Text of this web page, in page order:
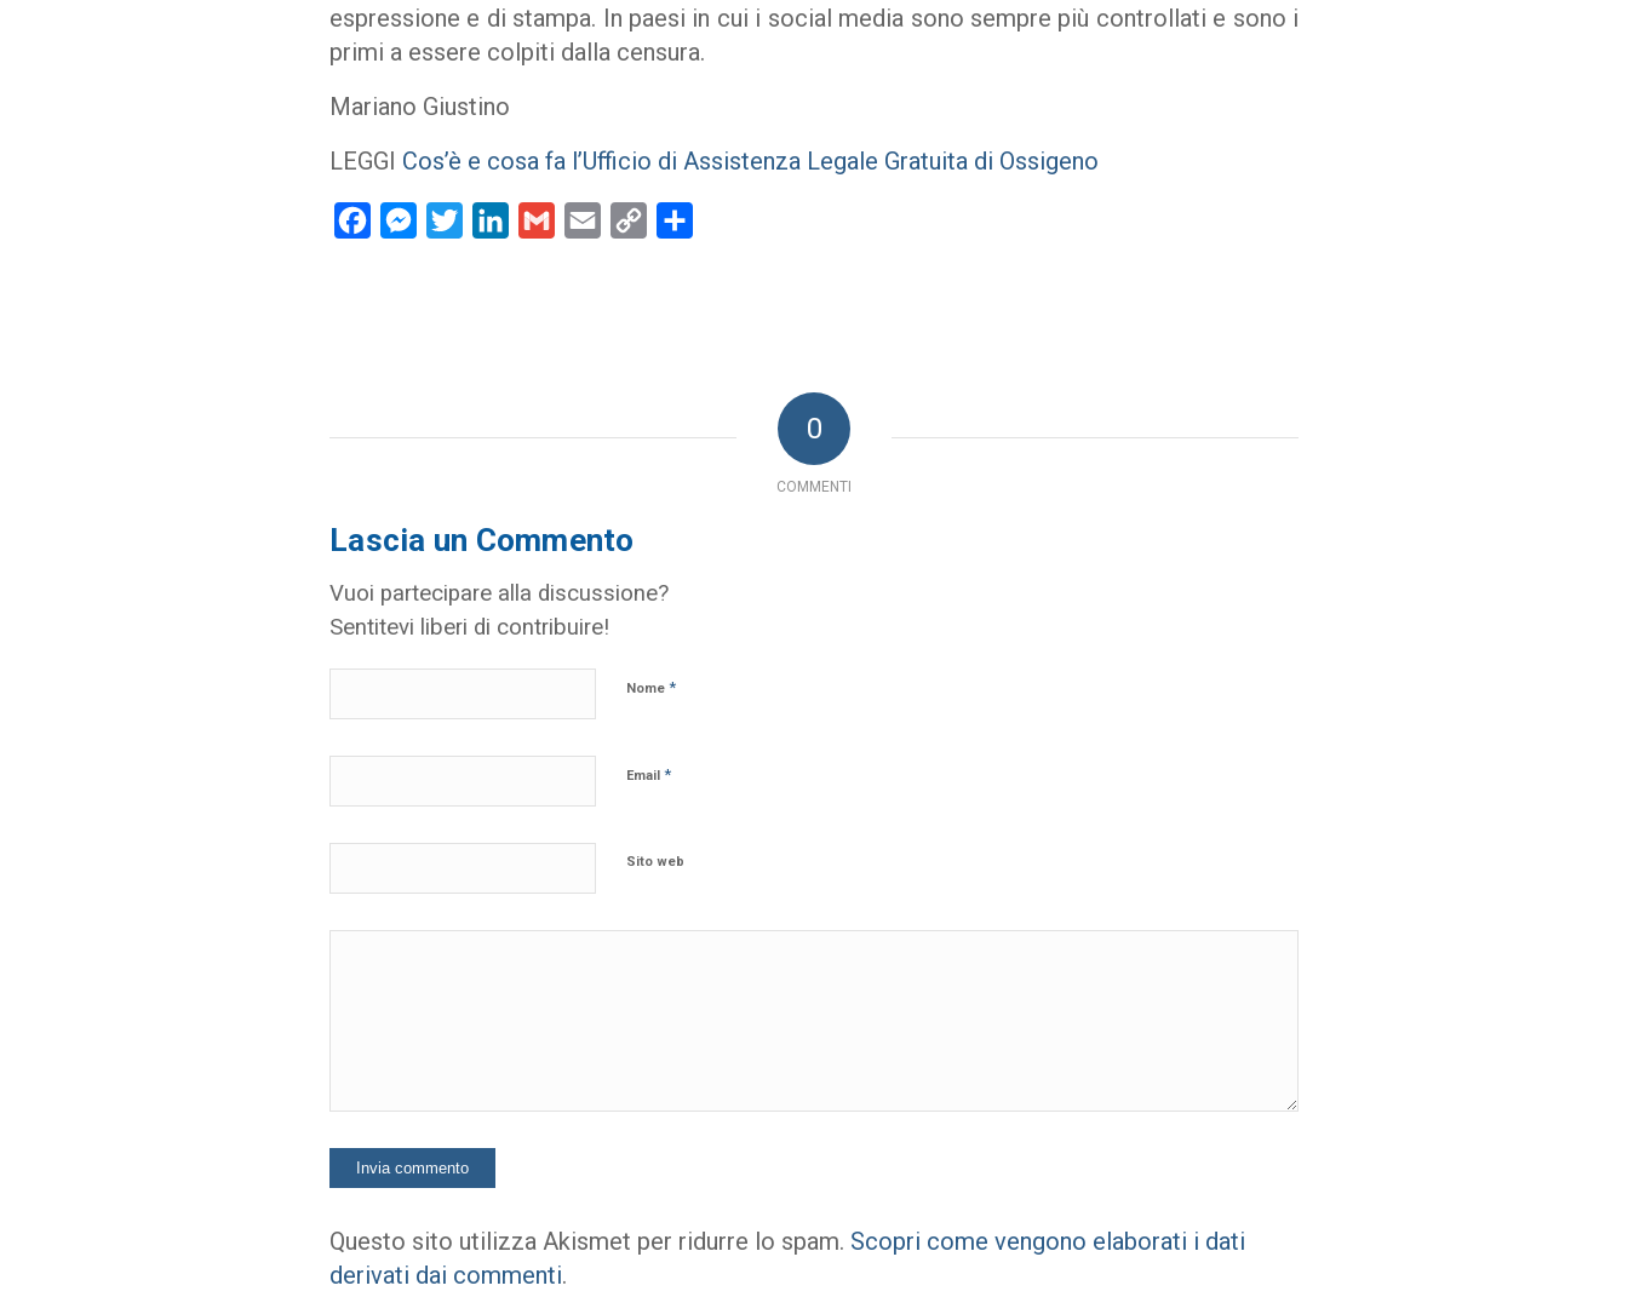
espressione e di stampa. In paesi in cui i social media sono sempre più controllati e sono i
primi a essere colpiti dalla censura.
Mariano Giustino
LEGGI Cos’è e cosa fa l’Ufficio di Assistenza Legale Gratuita di Ossigeno
FacebookMessenger
Twitter LinkedInGmail Email
Copy
0
COMMENTI
Lascia un Commento
Vuoi partecipare alla discussione?
Sentitevi liberi di contribuire!
Nome *
Email *
Sito web
Questo sito utilizza Akismet per ridurre lo spam. Scopri come vengono elaborati i dati
derivati dai commenti.